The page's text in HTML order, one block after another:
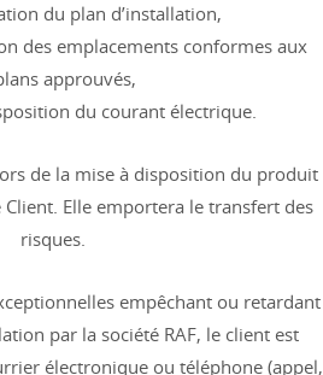
du plan d’installation,
des emplacements conformes aux
approuvés,
du courant électrique.
de la mise à disposition du produit
Client. Elle emportera le transfert des
risques.
empêchant ou retardant
par la société RAF, le client est
électronique ou téléphone (appel,